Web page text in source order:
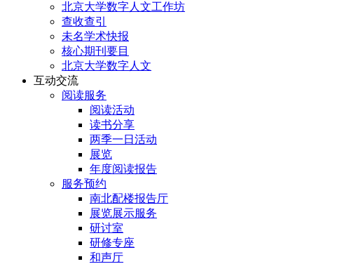
北京大学数字人文工作坊
查收查引
未名学术快报
核心期刊要目
北京大学数字人文
互动交流
阅读服务
阅读活动
读书分享
两季一日活动
展览
年度阅读报告
服务预约
南北配楼报告厅
展览展示服务
研讨室
研修专座
和声厅